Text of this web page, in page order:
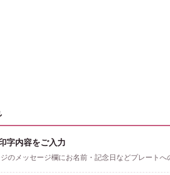
字内容をご入力
のメッセージ欄にお名前・記念日などプレートへ